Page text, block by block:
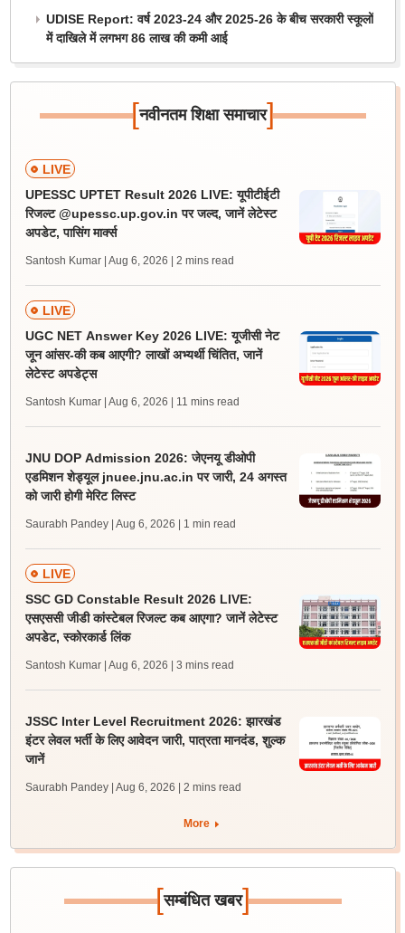
UDISE Report: वर्ष 2023-24 और 2025-26 के बीच सरकारी स्कूलों
में दाखिले में लगभग 86 लाख की कमी आई
[नवीनतम शिक्षा समाचार]
LIVE
UPESSC UPTET Result 2026 LIVE: यूपीटीईटी
रिजल्ट @upessc.up.gov.in पर जल्द, जानें लेटेस्ट
अपडेट, पासिंग मार्क्स
Santosh Kumar | Aug 6, 2026 | 2 mins read
LIVE
UGC NET Answer Key 2026 LIVE: यूजीसी नेट
जून आंसर-की कब आएगी? लाखों अभ्यर्थी चिंतित, जानें
लेटेस्ट अपडेट्स
Santosh Kumar | Aug 6, 2026 | 11 mins read
JNU DOP Admission 2026: जेएनयू डीओपी
एडमिशन शेड्यूल jnuee.jnu.ac.in पर जारी, 24 अगस्त
को जारी होगी मेरिट लिस्ट
Saurabh Pandey | Aug 6, 2026 | 1 min read
LIVE
SSC GD Constable Result 2026 LIVE:
एसएससी जीडी कांस्टेबल रिजल्ट कब आएगा? जानें लेटेस्ट
अपडेट, स्कोरकार्ड लिंक
Santosh Kumar | Aug 6, 2026 | 3 mins read
JSSC Inter Level Recruitment 2026: झारखंड
इंटर लेवल भर्ती के लिए आवेदन जारी, पात्रता मानदंड, शुल्क
जानें
Saurabh Pandey | Aug 6, 2026 | 2 mins read
More
[सम्बंधित खबर]